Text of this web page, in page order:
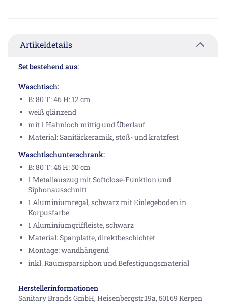
Artikeldetails
Set bestehend aus:
Waschtisch:
B: 80 T: 46 H: 12 cm
weiß glänzend
mit 1 Hahnloch mittig und Überlauf
Material: Sanitärkeramik, stoß- und kratzfest
Waschtischunterschrank:
B: 80 T: 45 H: 50 cm
1 Metallauszug mit Softclose-Funktion und
Siphonausschnitt
1 Aluminiumregal, schwarz mit Einlegeboden in
Korpusfarbe
1 Aluminiumgriffleiste, schwarz
Material: Spanplatte, direktbeschichtet
Montage: wandhängend
inkl. Raumsparsiphon und Befestigungsmaterial
Herstellerinformationen
Sanitary Brands GmbH, Heisenbergstr.19a, 50169 Kerpen